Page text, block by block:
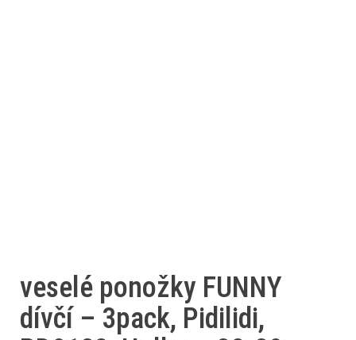
veselé ponožky FUNNY
dívčí – 3pack, Pidilidi,